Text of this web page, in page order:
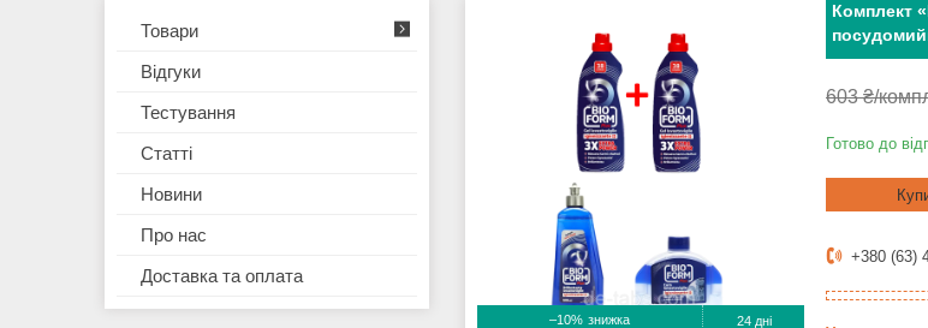
–10% 24 дні
Комплект
603 ₴/
Готово до
+380 (63)
Товари
Відгуки
Тестування
Статті
Новини
Про нас
Доставка та оплата